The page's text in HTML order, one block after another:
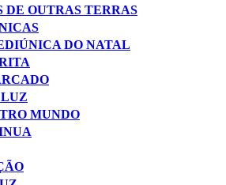
DE OUTRAS TERRAS
DO NATAL
MUNDO